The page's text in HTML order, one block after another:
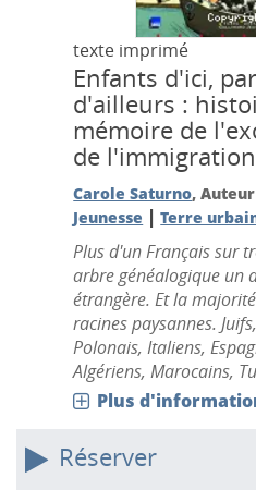
texte imprimé
Enfants d'ici,
d'ailleurs :
mémoire de
de l'immigration
Carole Saturno, Auteur
Jeunesse |Terre
Plus d'un Français sur
arbre généalogique un
étrangère. Et la
racines paysannes.
Polonais, Italiens,
Algériens, Marocains,
Plus
Réserver